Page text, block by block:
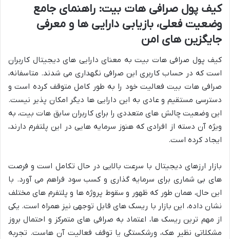
کیف پول صرافی هات بیت: راهنمای جامع
وضعیت فعلی، بازیابی دارایی ها و معرفی
جایگزین های امن
کیف پول صرافی هات بیت به معنای دارایی های دیجیتال کاربران
است که در حساب کاربری این صرافی نگهداری می شدند. متاسفانه،
صرافی هات بیت فعالیت خود را به طور کامل متوقف کرده است و
دسترسی مستقیم و عادی به این دارایی ها دیگر امکان پذیر نیست.
این وضعیت چالش های متعددی را برای کاربران سابق هات بیت، به
ویژه آن دسته از افرادی که هنوز سرمایه هایی در این پلتفرم دارند،
ایجاد کرده است.
بازار ارزهای دیجیتال با سرعت بالایی در حال تکامل است و فرصت
های بی شماری برای سرمایه گذاری و کسب سود فراهم می آورد. با
این حال، همان طور که ظهور و سقوط پروژه ها و پلتفرم های مختلف
نشان داده، این بازار با ریسک های قابل توجهی نیز همراه است. یکی
از مهم ترین ریسک ها، اعتماد به صرافی های متمرکز و احتمال بروز
مشکلاتی نظیر هک، ورشکستگی یا توقف فعالیت آن هاست. تجربه